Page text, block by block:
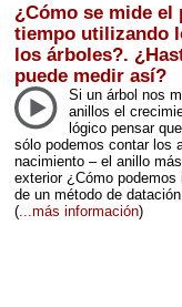
¿Cómo se mide el
tiempo utilizando
los árboles?.
puede medir así?
Si un árbol nos
anillos el
lógico pensar
sólo podemos contar los
nacimiento – el anillo
exterior ¿Cómo
de un método de
(...más información)